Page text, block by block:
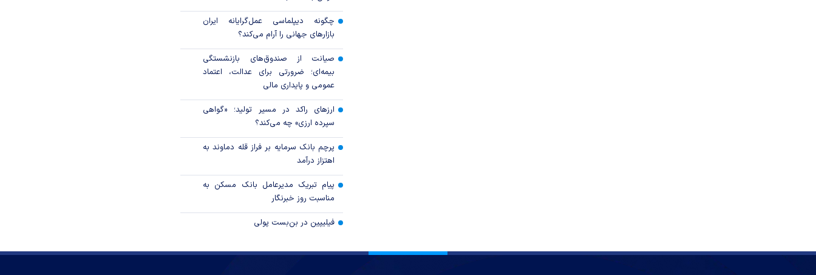
چگونه دیپلماسی عمل‌گرایانه ایران
بازار‌های جهانی را آرام می‌کند؟
صیانت از صندوق‌های بازنشستگی
بیمه‌ای؛ ضرورتی برای عدالت، اعتماد
عمومی و پایداری مالی
ارزهای راکد در مسیر تولید؛ «گواهی
سپرده ارزی» چه می‌کند؟
پرچم بانک سرمایه بر فراز قله دماوند به
اهتزاز درآمد
پیام تبریک مدیرعامل بانک مسکن به
مناسبت روز خبرنگار
فیلیپین در بن‌بست پولی